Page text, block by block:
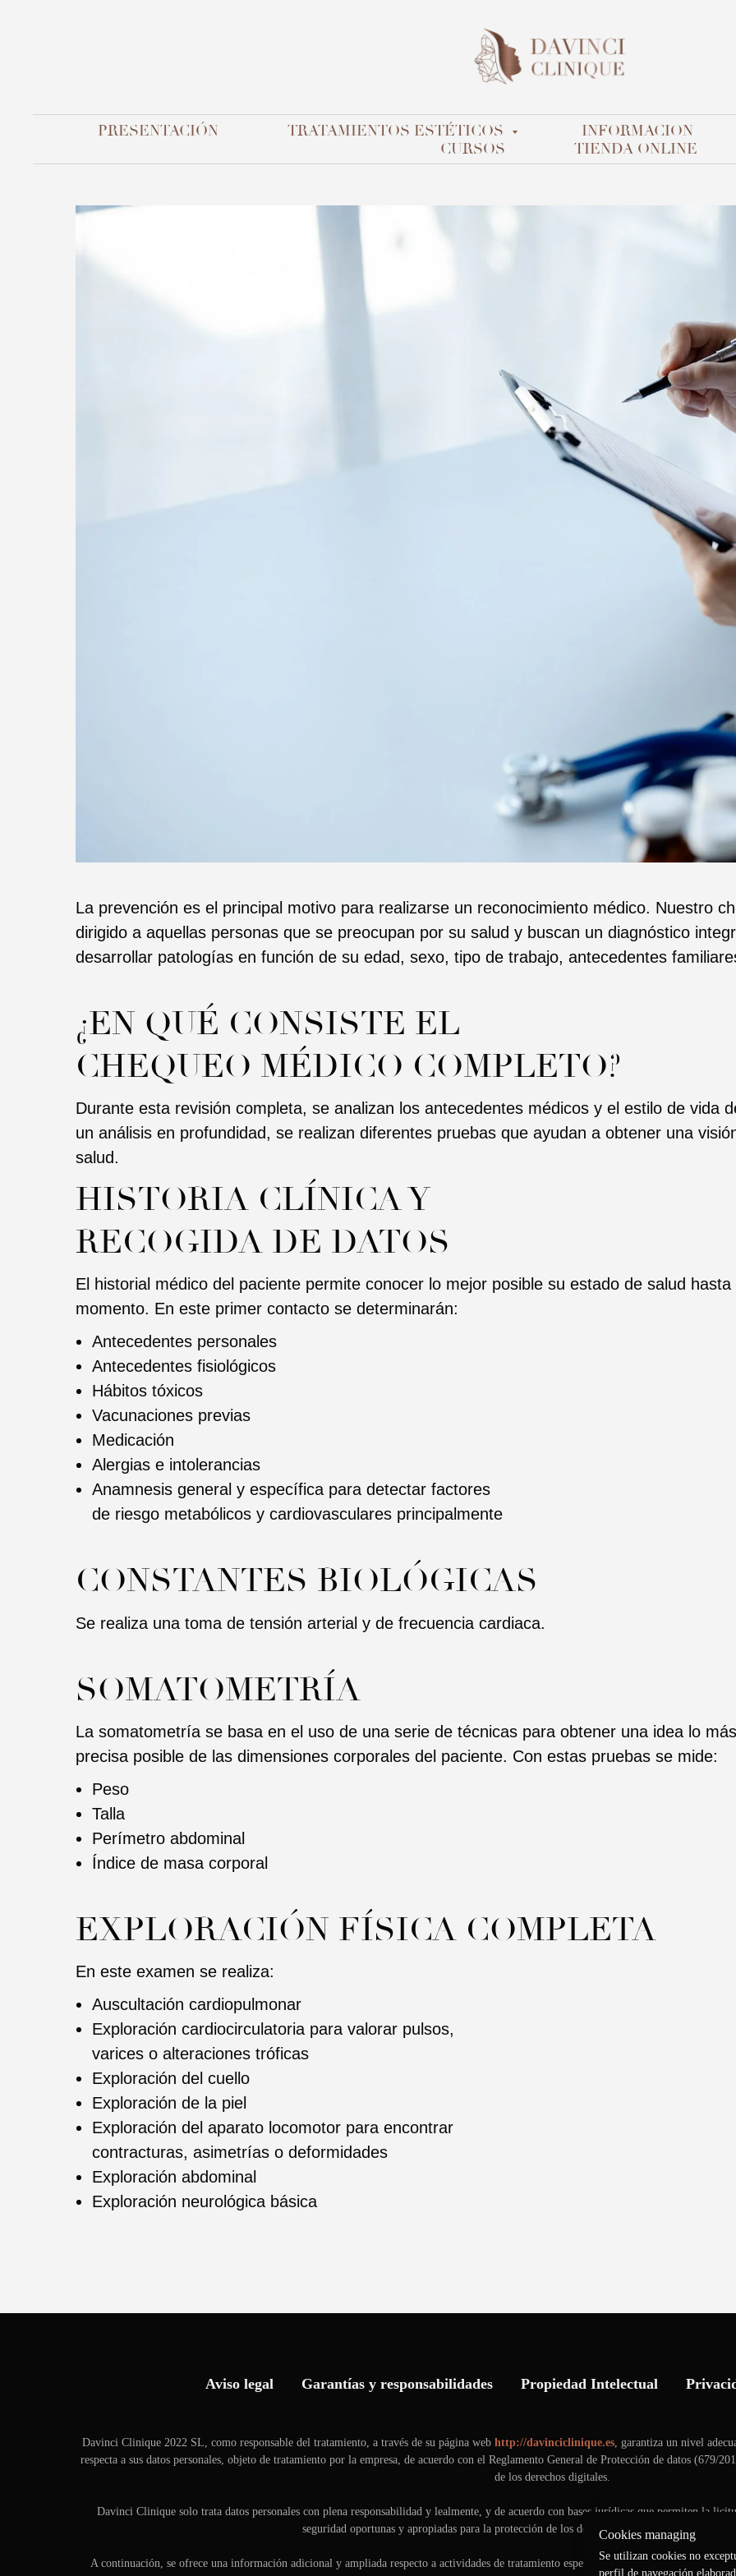
PRESENTACIÓN TRATAMIENTOS ESTÉTICOS
INFORMACION
CURSOS
TIENDA ONLINE
La prevención es el principal motivo para realizarse un reconocimiento médico. Nuestro
dirigido a aquellas personas que se preocupan por su salud y buscan un diagnóstico
desarrollar patologías en función de su edad, sexo, tipo de trabajo, antecedentes
¿EN QUÉ CONSISTE EL
CHEQUEO MÉDICO COMPLETO?
Durante esta revisión completa, se analizan los antecedentes médicos y el estilo de vida
un análisis en profundidad, se realizan diferentes pruebas que ayudan a obtener una
salud.
HISTORIA CLÍNICA Y
RECOGIDA DE DATOS
El historial médico del paciente permite conocer lo mejor posible su estado de salud hasta
momento. En este primer contacto se determinarán:
Antecedentes personales
Antecedentes fisiológicos
Hábitos tóxicos
Vacunaciones previas
Medicación
Alergias e intolerancias
Anamnesis general y específica para detectar factores
de riesgo metabólicos y cardiovasculares principalmente
CONSTANTES BIOLÓGICAS
Se realiza una toma de tensión arterial y de frecuencia cardiaca.
SOMATOMETRÍA
La somatometría se basa en el uso de una serie de técnicas para obtener una idea lo más
precisa posible de las dimensiones corporales del paciente. Con estas pruebas se mide:
Peso
Talla
Perímetro abdominal
Índice de masa corporal
EXPLORACIÓN FÍSICA COMPLETA
En este examen se realiza:
Auscultación cardiopulmonar
Exploración cardiocirculatoria para valorar pulsos,
varices o alteraciones tróficas
Exploración del cuello
Exploración de la piel
Exploración del aparato locomotor para encontrar
contracturas, asimetrías o deformidades
Exploración abdominal
Exploración neurológica básica
Cookies managing
Se utilizan cookies no
perfil de navegación
Aviso legal Garantías y responsabilidades Propiedad Intelectual
Davinci Clinique 2022 SL, como responsable del tratamiento, a través de su página web http://davinciclinique.es, garantiza un nivel
respecta a sus datos personales, objeto de tratamiento por la empresa, de acuerdo con el Reglamento General de Protección de datos (679/
de los derechos digitales.
Davinci Clinique solo trata datos personales con plena responsabilidad y lealmente, y de acuerdo con bases jurídicas que permiten la
seguridad oportunas y apropiadas para la protección de los derechos y libertades de las
A continuación, se ofrece una información adicional y ampliada respecto a actividades de tratamiento específicas, realizadas a través de